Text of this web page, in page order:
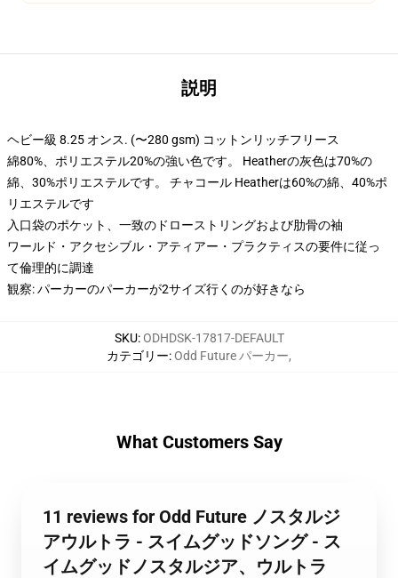
説明
ヘビー級 8.25 オンス. (〜280 gsm) コットンリッチフリース
綿80%、ポリエステル20%の強い色です。 Heatherの灰色は70%の
綿、30%ポリエステルです。 チャコール Heatherは60%の綿、40%ポ
リエステルです
入口袋のポケット、一致のドローストリングおよび肋骨の袖
ワールド・アクセシブル・アティアー・プラクティスの要件に従っ
て倫理的に調達
観察: パーカーのパーカーが2サイズ行くのが好きなら
SKU:ODHDSK-17817-DEFAULT
カテゴリー:Odd Future パーカー,
What Customers Say
11 reviews for Odd Future ノスタルジ
アウルトラ - スイムグッドソング - ス
イムグッドノスタルジア、ウルトラ